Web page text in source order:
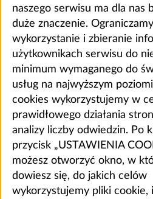
naszego serwisu ma dla nas
duże znaczenie. Ograniczamy
wykorzystanie i zbieranie
użytkownikach serwisu do
minimum wymaganego do
usług na najwyższym
cookies wykorzystujemy w
prawidłowego działania
analizy liczby odwiedzin. Po
przycisk „USTAWIENIA
możesz otworzyć okno, w
dowiesz się, do jakich celów
wykorzystujemy pliki cookie, i